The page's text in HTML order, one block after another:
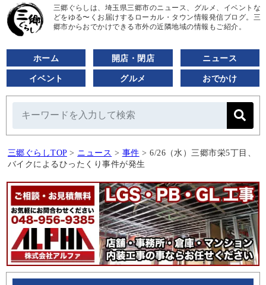
三郷ぐらしは、埼玉県三郷市のニュース、グルメ、イベントな
どをゆる〜くお届けするローカル・タウン情報発信ブログ。三
郷市からおでかけできる市外の近隣地域の情報もご紹介。
ホーム 開店・閉店 ニュース
イベント グルメ おでかけ
三郷ぐらしTOP > ニュース > 事件 > 6/26（水）三郷市栄5丁目、
バイクによるひったくり事件が発生